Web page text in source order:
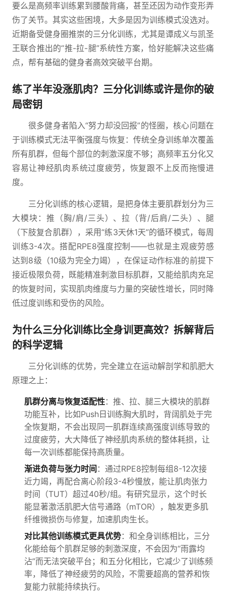
要么是高频率训练累到腰酸背痛，甚至还因为动作变形弄
伤了关节。其实这些困境，大多是因为训练模式没选对。
近期备受健身圈推崇的三分化训练，尤其是谭成义与凯圣
王联合推出的“推-拉-腿”系统性方案，恰好能解决这些痛
点，帮有基础的健身者高效突破平台期。
练了半年没涨肌肉？三分化训练或许是你的破
局密钥
很多健身者陷入“努力却没回报”的怪圈，核心问题在
于训练模式无法平衡强度与恢复：传统全身训练单次覆盖
所有肌群，但每个部位的刺激深度不够；高频率五分化又
容易让神经肌肉系统过度疲劳，恢复跟不上反而拖慢进
度。
三分化训练的核心逻辑，是把身体主要肌群划分为三
大模块：推（胸/肩/三头）、拉（背/后肩/二头）、腿
（下肢复合肌群），采用“练3天休1天”的循环模式，每周
训练3-4次。搭配RPE8强度控制——也就是主观疲劳感
达到8级（10级为完全力竭），在保证动作标准的前提下
接近极限负荷，既能精准刺激目标肌群，又能给肌肉充足
的恢复时间，实现肌肉维度与力量的突破性增长，同时降
低过度训练和受伤的风险。
为什么三分化训练比全身训更高效？拆解背后
的科学逻辑
三分化训练的优势，完全建立在运动解剖学和肌肥大
原理之上：
肌群分离与恢复适配性：推、拉、腿三大模块的肌群
功能互补，比如Push日训练胸大肌时，背阔肌处于完
全恢复期，不会出现同一肌群连续高强度训练导致的
过度疲劳，大大降低了神经肌肉系统的整体耗损，让
每一次训练都能保持高质量。
渐进负荷与张力时间 ：通过RPE8控制每组8-12次接
近力竭，再配合离心阶段3-4秒慢放，能让肌肉张力
时间（TUT）超过40秒/组。有研究显示，这个时长
能显著激活肌肥大信号通路（mTOR），触发更多肌
纤维微损伤与修复，加速肌肉生长。
对比其他训练模式更具优势：和全身训练相比，三分
化能给每个肌群足够的刺激深度，不会因为“雨露均
沾”而无法突破平台；和五分化相比，它减少了训练频
率，降低了神经疲劳的风险，不需要超高的营养和恢
复能力就能持续执行。